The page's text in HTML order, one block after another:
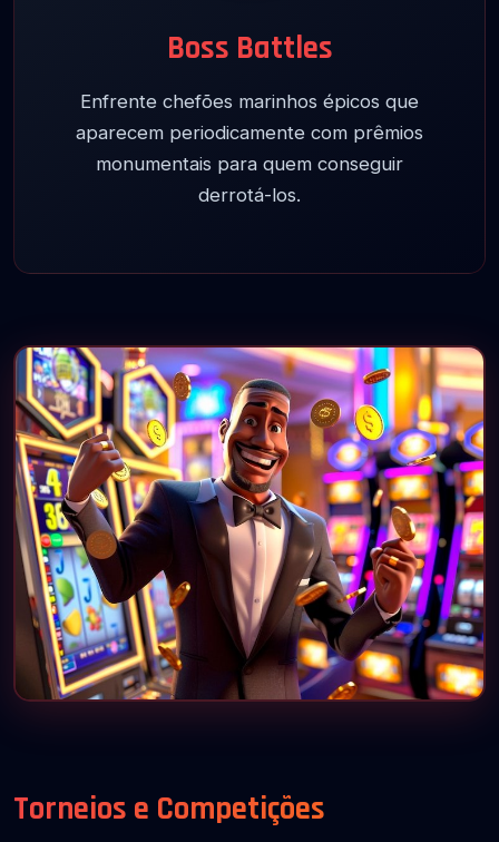
Boss Battles
Enfrente chefões marinhos épicos que
aparecem periodicamente com prêmios
monumentais para quem conseguir
derrotá-los.
Torneios e Competições